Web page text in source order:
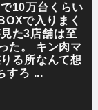
10万台くらい
で入りまく
た3店舗は至
た。 キン肉マ
る所なんて想
すろ ...